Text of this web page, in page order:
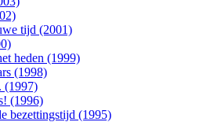
tijd (2001)
heden (1999)
(1998)
(1997)
(1996)
bezettingstijd (1995)